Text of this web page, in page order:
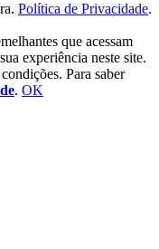
Política de Privacidade.
que acessam
experiência neste site.
Para saber
. OK